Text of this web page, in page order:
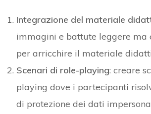
Integrazione del materiale
immagini e battute leggere ma
per arricchire il materiale
Scenari di role-playing: creare
playing dove i partecipanti
di protezione dei dati